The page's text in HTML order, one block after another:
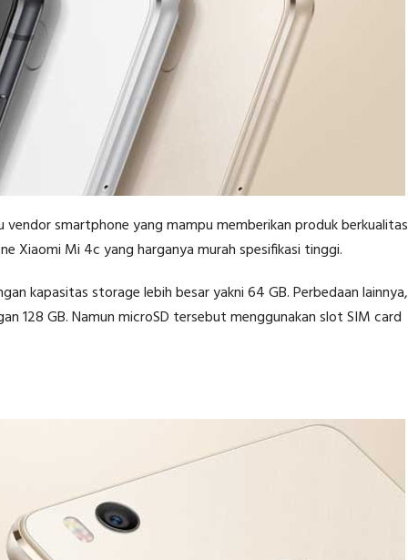
vendor smartphone yang mampu memberikan produk berkualitas
Xiaomi Mi 4c yang harganya murah spesifikasi tinggi.
kapasitas storage lebih besar yakni 64 GB. Perbedaan lainnya,
128 GB. Namun microSD tersebut menggunakan slot SIM card